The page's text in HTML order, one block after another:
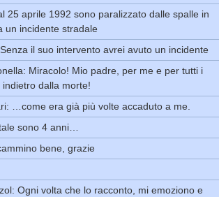
25 aprile 1992 sono paralizzato dalle spalle in
un incidente stradale
il suo intervento avrei avuto un incidente
Miracolo! Mio padre, per me e per tutti i
dalla morte!
…come era già più volte accaduto a me.
sono 4 anni…
bene, grazie
Ogni volta che lo racconto, mi emoziono e